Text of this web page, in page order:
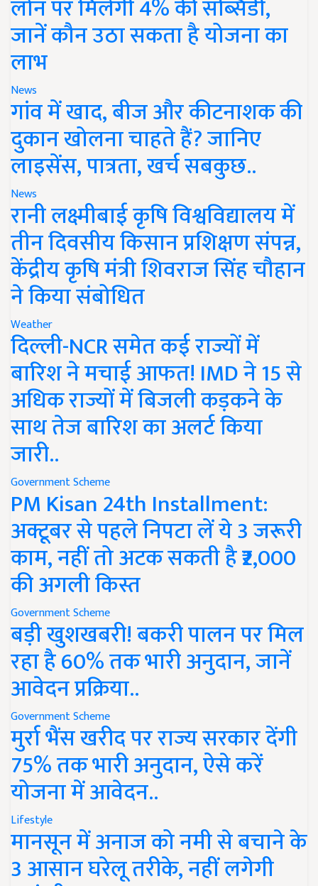
लोन पर मिलेगी 4% की सब्सिडी,
जानें कौन उठा सकता है योजना का
लाभ
News
गांव में खाद, बीज और कीटनाशक की
दुकान खोलना चाहते हैं? जानिए
लाइसेंस, पात्रता, खर्च सबकुछ..
News
रानी लक्ष्मीबाई कृषि विश्वविद्यालय में
तीन दिवसीय किसान प्रशिक्षण संपन्न,
केंद्रीय कृषि मंत्री शिवराज सिंह चौहान
ने किया संबोधित
Weather
दिल्ली-NCR समेत कई राज्यों में
बारिश ने मचाई आफत! IMD ने 15 से
अधिक राज्यों में बिजली कड़कने के
साथ तेज बारिश का अलर्ट किया
जारी..
Government Scheme
PM Kisan 24th Installment:
अक्टूबर से पहले निपटा लें ये 3 जरूरी
काम, नहीं तो अटक सकती है ₹2,000
की अगली किस्त
Government Scheme
बड़ी खुशखबरी! बकरी पालन पर मिल
रहा है 60% तक भारी अनुदान, जानें
आवेदन प्रक्रिया..
Government Scheme
मुर्रा भैंस खरीद पर राज्य सरकार देंगी
75% तक भारी अनुदान, ऐसे करें
योजना में आवेदन..
Lifestyle
मानसून में अनाज को नमी से बचाने के
3 आसान घरेलू तरीके, नहीं लगेगी